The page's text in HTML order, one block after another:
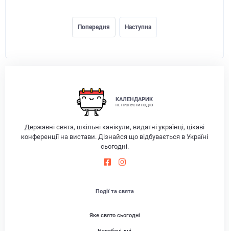
Попередня Наступна
КАЛЕНДАРИК
НЕ ПРОПУСТИ ПОДІЮ
Державні свята, шкільні канікули, видатні українці, цікаві
конференції на вистави. Дізнайся що відбувається в Україні
сьогодні.
Події та свята
Яке свято сьогодні